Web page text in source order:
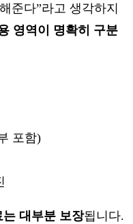
준다”라고 생각하지
영역이 명확히 구분
포함)
대부분 보장됩니다.